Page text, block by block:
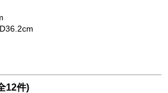
12件)